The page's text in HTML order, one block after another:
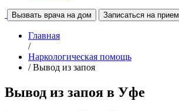
Вызвать врача на дом Записаться на прием
Главная
/
Наркологическая помощь
/ Вывод из запоя
Вывод из запоя в Уфе